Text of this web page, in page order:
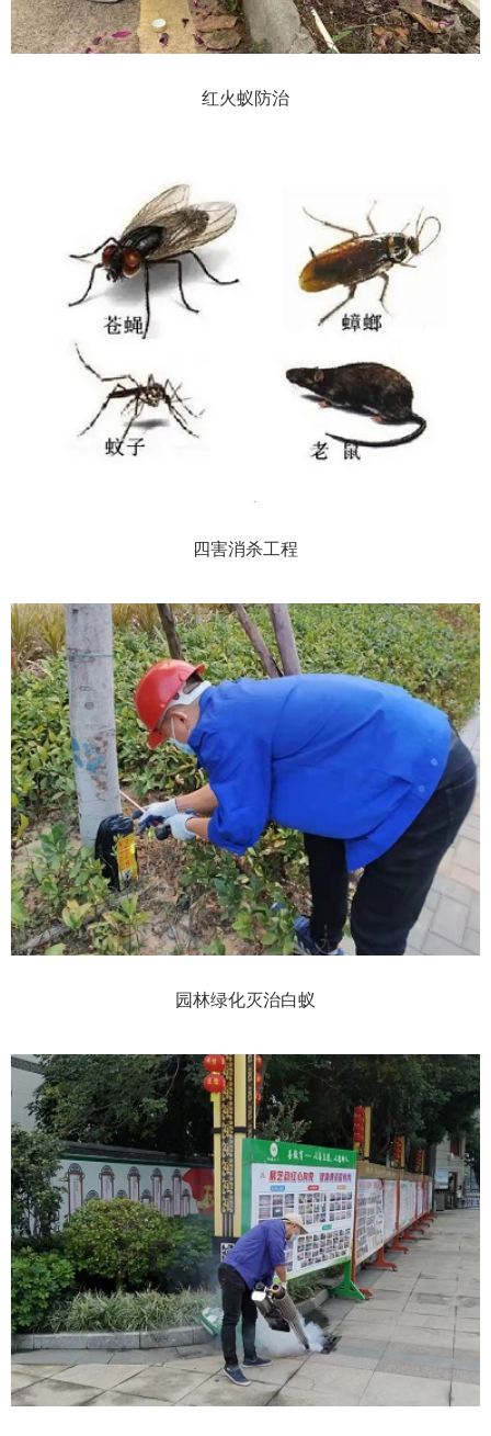
红火蚁防治
四害消杀工程
园林绿化灭治白蚁